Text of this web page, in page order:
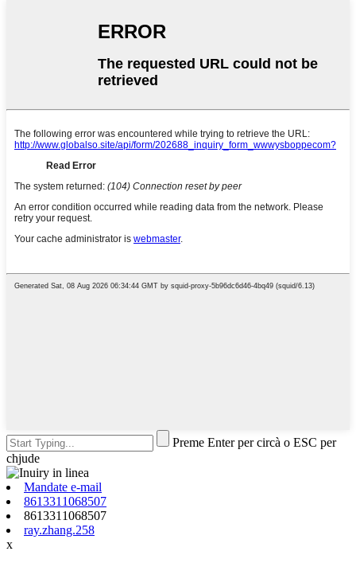
Preme Enter per circà o ESC per
chjude
Mandate e-mail
8613311068507
8613311068507
ray.zhang.258
x